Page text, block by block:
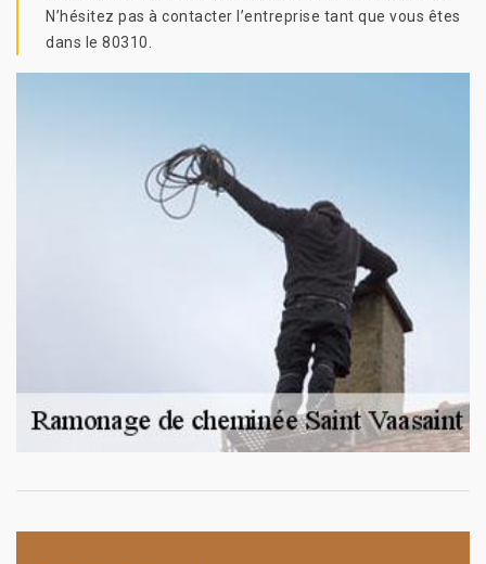
N’hésitez pas à contacter l’entreprise tant que vous êtes
dans le 80310.